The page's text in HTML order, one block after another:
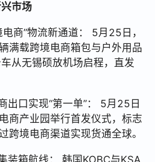
市场
商”物流新通道： 5月25日，
满载跨境电商箱包与户外用品
从无锡硕放机场启程，直发
出口实现“第一单”： 5月25日
商产业园举行首发仪式，标志
跨境电商渠道实现货通全球。
装箱航线： 韩国KOBC与KSA